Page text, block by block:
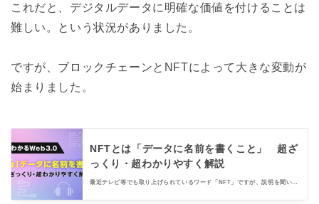
これだと、デジタルデータに明確な価値を付けることは
難しい。という状況がありました。
ですが、ブロックチェーンとNFTによって大きな変動が
始まりました。
NFTとは「データに名前を書くこと」 超ざ
っくり・超わかりやすく解説
最近テレビ等でも取り上げられているワード「NFT」ですが、説明を聞いて
でした。文系・デジタル音痴の筆者が、自分「でも」わかるようにたとえ話